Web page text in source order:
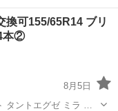
換可155/65R14 ブリ
本②
8月5日
タント タントエグゼ ミラ …